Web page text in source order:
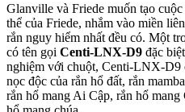
Glanville và Friede muốn tạo
thể của Friede, nhắm vào miền
rắn nguy hiểm nhất đều có. Một
có tên gọi Centi-LNX-D9 đặc
nghiệm với chuột, Centi-LNX-D9
nọc độc của rắn hổ đất, rắn
rắn hổ mang Ai Cập, rắn hổ